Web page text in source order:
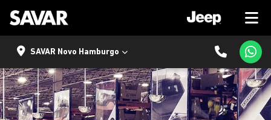
SAVAR Novo Hamburgo